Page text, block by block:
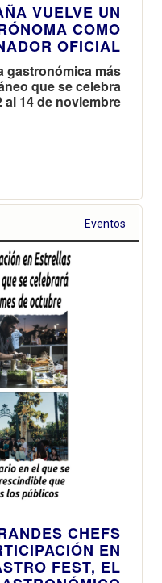
VUELVE UN
COMO
OFICIAL
gastronómica más
que se celebra
al 14 de noviembre
Eventos
CHEFS
EN
FEST, EL